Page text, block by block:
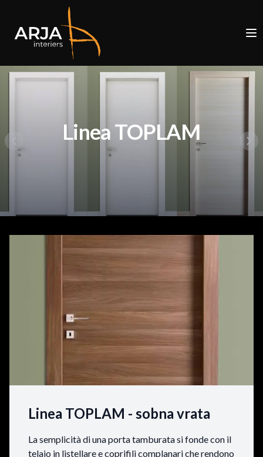
Linea TOPLAM
Linea TOPLAM - sobna vrata
La semplicità di una porta tamburata si fonde con il
telaio in listellare e coprifili complanari che rendono